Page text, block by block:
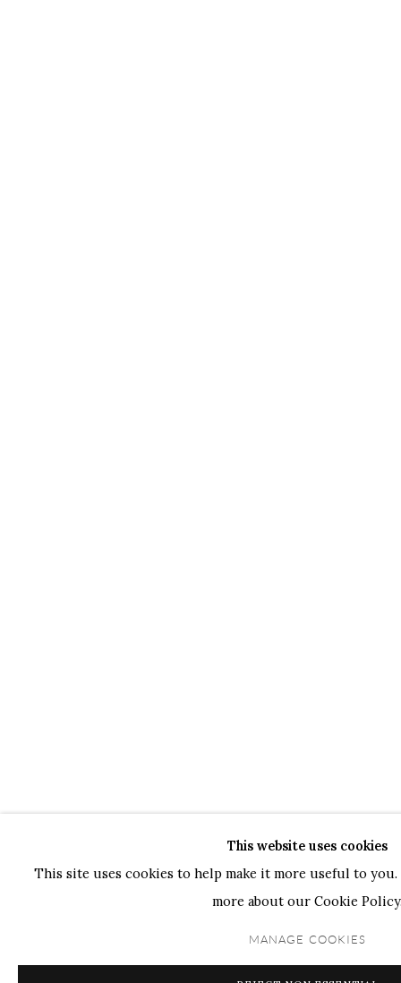
This website uses cookies
This site uses cookies to help make it more useful to
more about our Cookie
MANAGE COOKIES